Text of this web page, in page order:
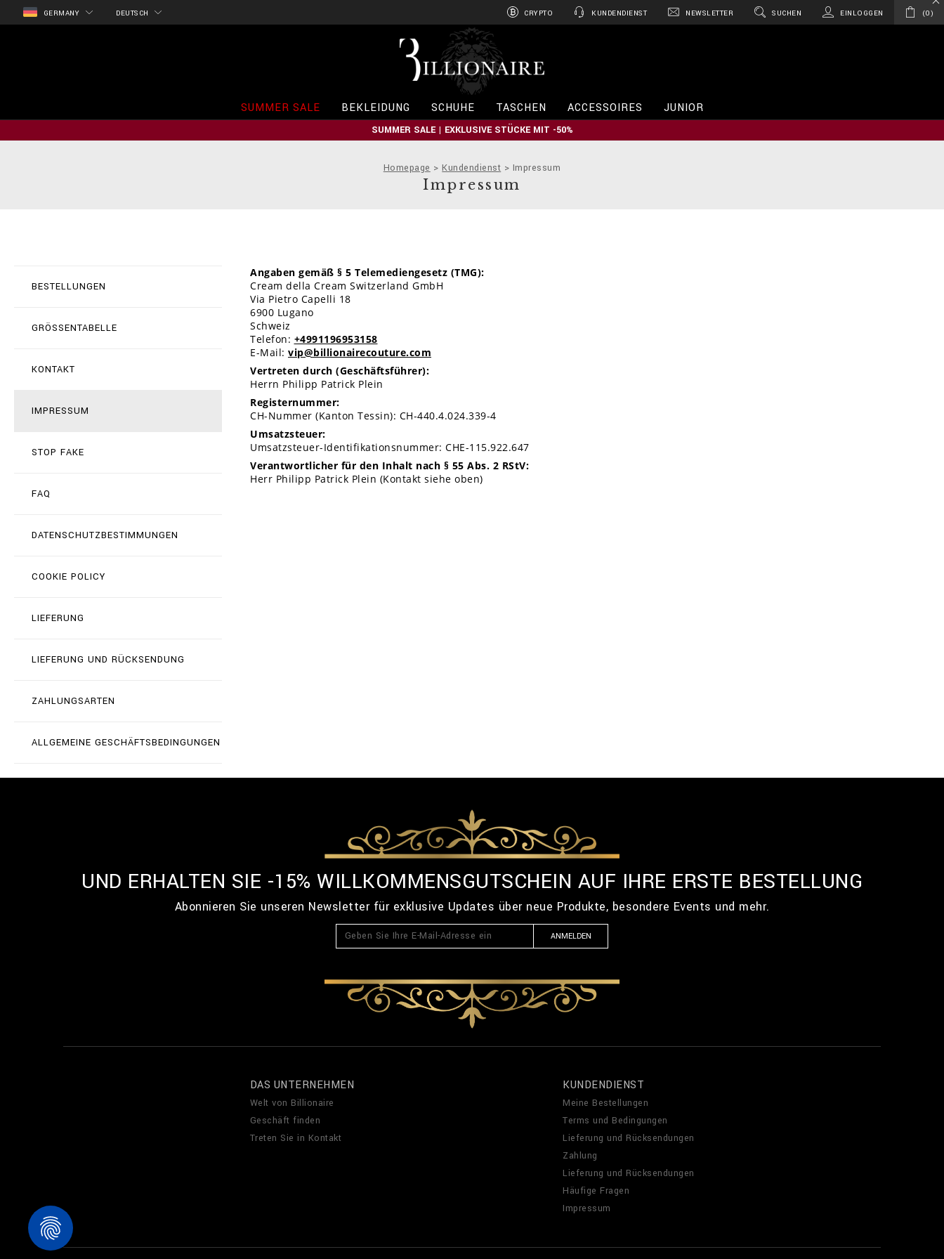
GERMANY DEUTSCH CRYPTO KUNDENDIENST NEWSLETTER SUCHEN EINLOGGEN 0
l
o
n
a
e
SUMMER SALE BEKLEIDUNG SCHUHE TASCHEN ACCESSOIRES JUNIOR
SUMMER SALE | EXKLUSIVE STÜCKE MIT -50%
Homepage Kundendienst Impressum
Impressum
BESTELLUNGEN
GRÖSSENTABELLE
KONTAKT
IMPRESSUM
STOP FAKE
FAQ
DATENSCHUTZBESTIMMUNGEN
COOKIE POLICY
LIEFERUNG
LIEFERUNG UND RÜCKSENDUNG
ZAHLUNGSARTEN
ALLGEMEINE GESCHÄFTSBEDINGUNGEN
Angaben gemäß § 5 Telemediengesetz (TMG):
Cream della Cream Switzerland GmbH
Via Pietro Capelli 18
6900 Lugano
Schweiz
Telefon: +4991196953158
E-Mail: vip@billionairecouture.com
Vertreten durch (Geschäftsführer):
Herrn Philipp Patrick Plein
Registernummer:
CH-Nummer (Kanton Tessin): CH-440.4.024.339-4
Umsatzsteuer:
Umsatzsteuer-Identifikationsnummer: CHE-115.922.647
Verantwortlicher für den Inhalt nach § 55 Abs. 2 RStV:
Herr Philipp Patrick Plein (Kontakt siehe oben)
UND ERHALTEN SIE -15% WILLKOMMENSGUTSCHEIN AUF IHRE ERSTE BESTELLUNG
Abonnieren Sie unseren Newsletter für exklusive Updates über neue Produkte, besondere Events und mehr.
ANMELDEN
DAS UNTERNEHMEN
Welt von Billionaire
Geschäft finden
Treten Sie in Kontakt
KUNDENDIENST
Meine Bestellungen
Terms und Bedingungen
Lieferung und Rücksendungen
Zahlung
Lieferung und Rücksendungen
Häufige Fragen
Impressum